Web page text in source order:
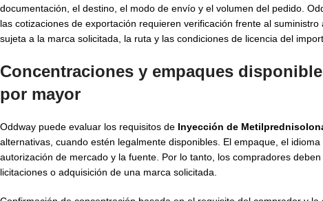
documentación, el destino, el modo de envío y el volumen del pedido.
las cotizaciones de exportación requieren verificación frente al
sujeta a la marca solicitada, la ruta y las condiciones de licencia del
Concentraciones y empaques
por mayor
Oddway puede evaluar los requisitos de Inyección de
alternativas, cuando estén legalmente disponibles. El empaque, el
autorización de mercado y la fuente. Por lo tanto, los compradores
licitaciones o adquisición de una marca solicitada.